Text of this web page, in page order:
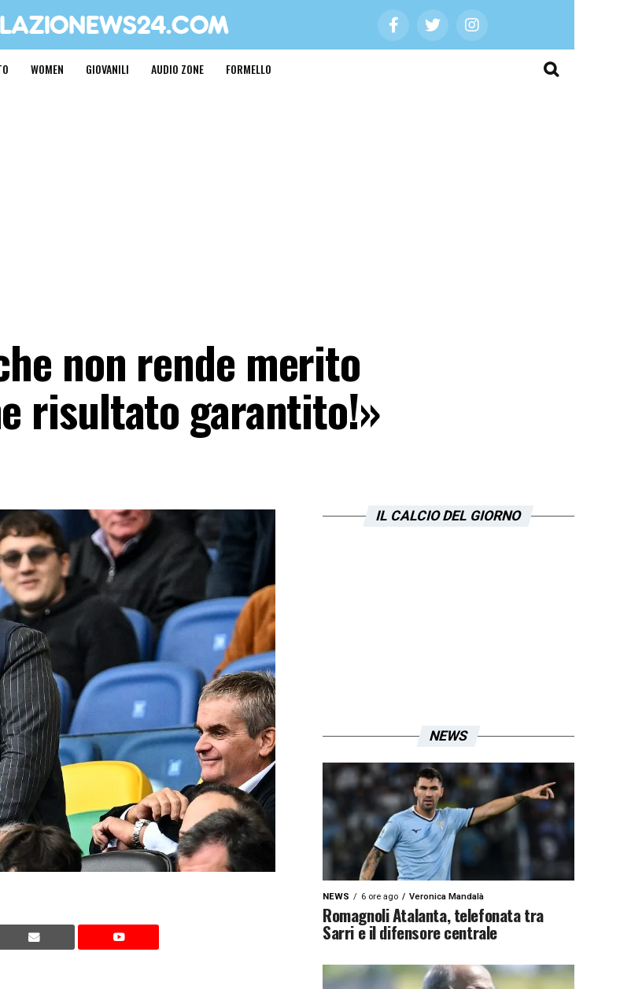
WOMEN GIOVANILI AUDIO ZONE FORMELLO
non rende merito
risultato garantito!»
IL CALCIO DEL GIORNO
NEWS
NEWS 6 ore ago Veronica Mandalà
Romagnoli Atalanta, telefonata tra
Sarri e il difensore centrale